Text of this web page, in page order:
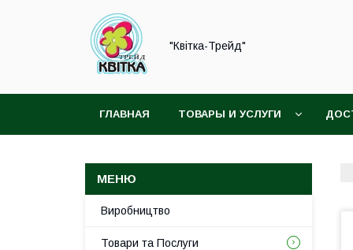
"Квітка-Трейд"
ГЛАВНАЯ ТОВАРЫ И УСЛУГИ
Виробництво
Товари та Послуги